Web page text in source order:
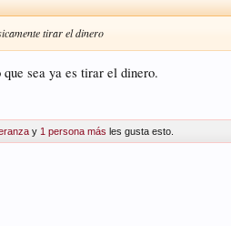
tirar el dinero
sea ya es tirar el dinero.
y 1 persona más les gusta esto.